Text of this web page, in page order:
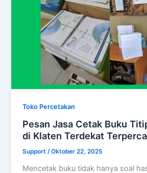
Toko Percetakan
Pesan Jasa Cetak Buku
di Klaten Terdekat
Support/Oktober 22, 2025
Mencetak buku tidak hanya soal